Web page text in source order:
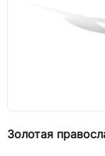
Золотая